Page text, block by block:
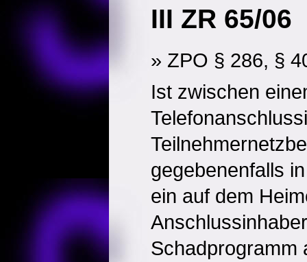
III ZR 65/06
» ZPO § 286, §
Ist zwischen
gegebenenfalls
ein auf dem
Schadprogramm